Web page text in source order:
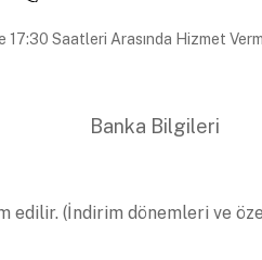
Saatleri Arasında Hizmet
Banka Bilgileri
edilir. (İndirim dönemleri ve